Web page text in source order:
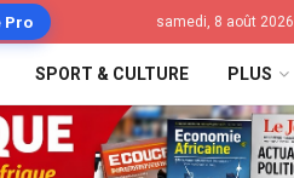
Pro samedi, 8 août 2026
SPORT & CULTURE PLUS